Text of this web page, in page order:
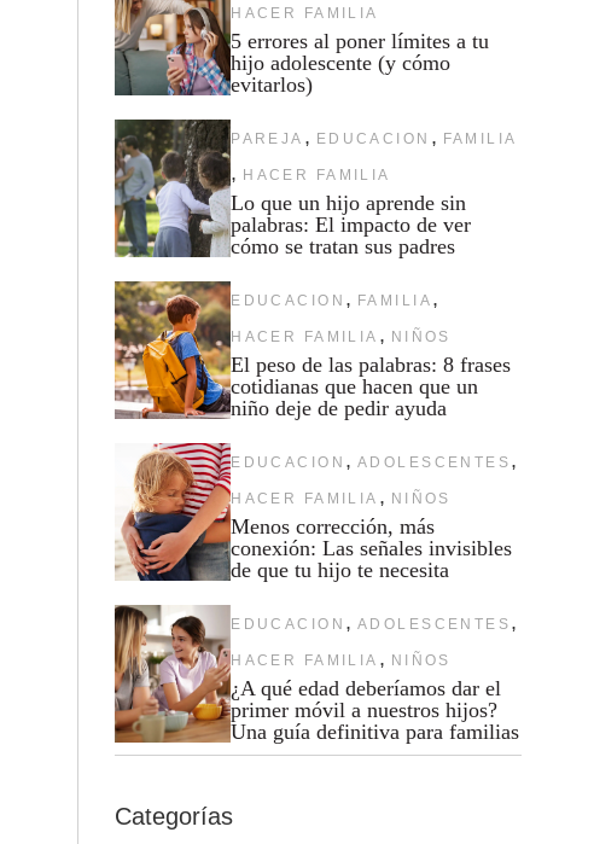
HACER FAMILIA
5 errores al poner límites a tu
hijo adolescente (y cómo
evitarlos)
PAREJA , EDUCACION , FAMILIA
, HACER FAMILIA
Lo que un hijo aprende sin
palabras: El impacto de ver
cómo se tratan sus padres
EDUCACION , FAMILIA ,
HACER FAMILIA , NIÑOS
El peso de las palabras: 8 frases
cotidianas que hacen que un
niño deje de pedir ayuda
EDUCACION , ADOLESCENTES ,
HACER FAMILIA , NIÑOS
Menos corrección, más
conexión: Las señales invisibles
de que tu hijo te necesita
EDUCACION , ADOLESCENTES ,
HACER FAMILIA , NIÑOS
¿A qué edad deberíamos dar el
primer móvil a nuestros hijos?
Una guía definitiva para familias
Categorías